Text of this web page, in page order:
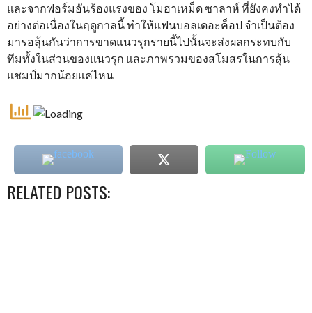
และจากฟอร์มอันร้องแรงของ โมฮาเหม็ด ซาลาห์ ที่ยังคงทำได้
อย่างต่อเนื่องในฤดูกาลนี้ ทำให้แฟนบอลเดอะค็อป จำเป็นต้อง
มารอลุ้นกันว่าการขาดแนวรุกรายนี้ไปนั้นจะส่งผลกระทบกับ
ทีมทั้งในส่วนของแนวรุก และภาพรวมของสโมสรในการลุ้น
แชมป์มากน้อยแค่ไหน
RELATED POSTS: